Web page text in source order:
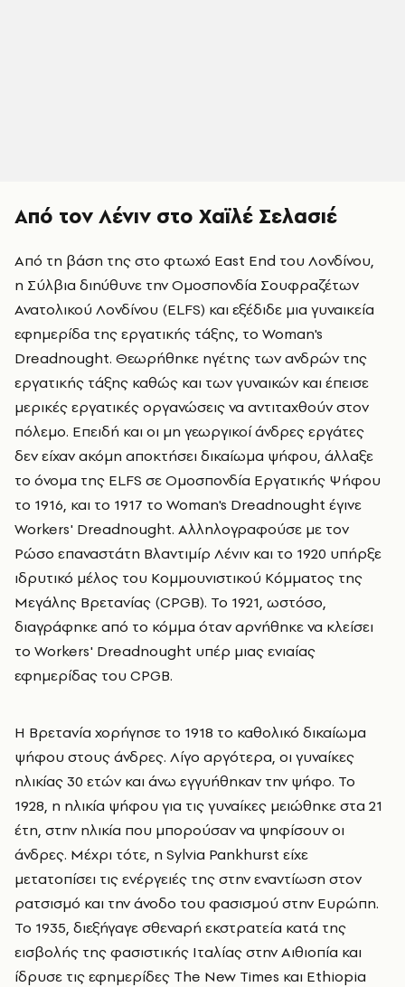
Από τον Λένιν στο Χαϊλέ Σελασιέ
Από τη βάση της στο φτωχό East End του Λονδίνου,
η Σύλβια διηύθυνε την Ομοσπονδία Σουφραζέτων
Ανατολικού Λονδίνου (ELFS) και εξέδιδε μια γυναικεία
εφημερίδα της εργατικής τάξης, το Woman's
Dreadnought. Θεωρήθηκε ηγέτης των ανδρών της
εργατικής τάξης καθώς και των γυναικών και έπεισε
μερικές εργατικές οργανώσεις να αντιταχθούν στον
πόλεμο. Επειδή και οι μη γεωργικοί άνδρες εργάτες
δεν είχαν ακόμη αποκτήσει δικαίωμα ψήφου, άλλαξε
το όνομα της ELFS σε Ομοσπονδία Εργατικής Ψήφου
το 1916, και το 1917 το Woman's Dreadnought έγινε
Workers' Dreadnought. Αλληλογραφούσε με τον
Ρώσο επαναστάτη Βλαντιμίρ Λένιν και το 1920 υπήρξε
ιδρυτικό μέλος του Κομμουνιστικού Κόμματος της
Μεγάλης Βρετανίας (CPGB). Το 1921, ωστόσο,
διαγράφηκε από το κόμμα όταν αρνήθηκε να κλείσει
το Workers' Dreadnought υπέρ μιας ενιαίας
εφημερίδας του CPGB.
Η Βρετανία χορήγησε το 1918 το καθολικό δικαίωμα
ψήφου στους άνδρες. Λίγο αργότερα, οι γυναίκες
ηλικίας 30 ετών και άνω εγγυήθηκαν την ψήφο. Το
1928, η ηλικία ψήφου για τις γυναίκες μειώθηκε στα 21
έτη, στην ηλικία που μπορούσαν να ψηφίσουν οι
άνδρες. Μέχρι τότε, η Sylvia Pankhurst είχε
μετατοπίσει τις ενέργειές της στην εναντίωση στον
ρατσισμό και την άνοδο του φασισμού στην Ευρώπη.
Το 1935, διεξήγαγε σθεναρή εκστρατεία κατά της
εισβολής της φασιστικής Ιταλίας στην Αιθιοπία και
ίδρυσε τις εφημερίδες The New Times και Ethiopia